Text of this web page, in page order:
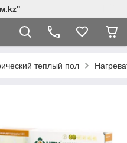
теплый пол